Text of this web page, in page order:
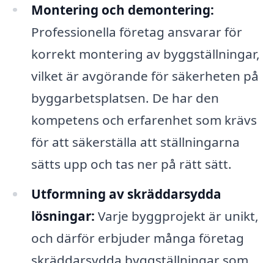
Montering och demontering:
Professionella företag ansvarar för
korrekt montering av byggställningar,
vilket är avgörande för säkerheten på
byggarbetsplatsen. De har den
kompetens och erfarenhet som krävs
för att säkerställa att ställningarna
sätts upp och tas ner på rätt sätt.
Utformning av skräddarsydda
lösningar: Varje byggprojekt är unikt,
och därför erbjuder många företag